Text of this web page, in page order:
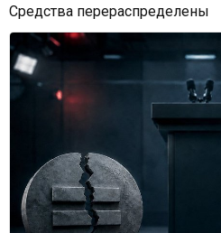
Средства перераспределены